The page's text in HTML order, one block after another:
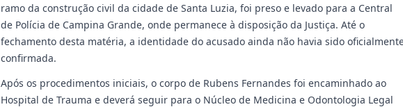
ramo da construção civil da cidade de Santa Luzia, foi preso e levado para a Central
de Polícia de Campina Grande, onde permanece à disposição da Justiça. Até o
fechamento desta matéria, a identidade do acusado ainda não havia sido
confirmada.
Após os procedimentos iniciais, o corpo de Rubens Fernandes foi encaminhado ao
Hospital de Trauma e deverá seguir para o Núcleo de Medicina e Odontologia Legal